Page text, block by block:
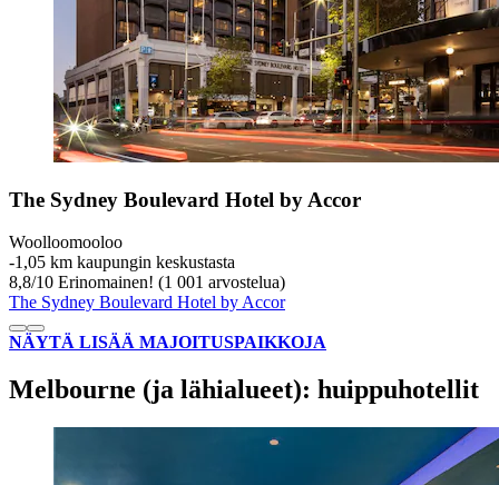
The Sydney Boulevard Hotel by Accor
Woolloomooloo
‐1,05 km kaupungin keskustasta
8,8/10 Erinomainen! (1 001 arvostelua)
The Sydney Boulevard Hotel by Accor
NÄYTÄ LISÄÄ MAJOITUSPAIKKOJA
Melbourne (ja lähialueet): huippuhotellit